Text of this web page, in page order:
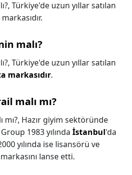
Türkiye'de uzun yıllar satılan
malı?
Türkiye'de uzun yıllar satılan
markasıdır.
malı mı?
Hazır giyim sektöründe
1983 yılında İstanbul'da
yılında ise lisansörü ve
lanse etti.